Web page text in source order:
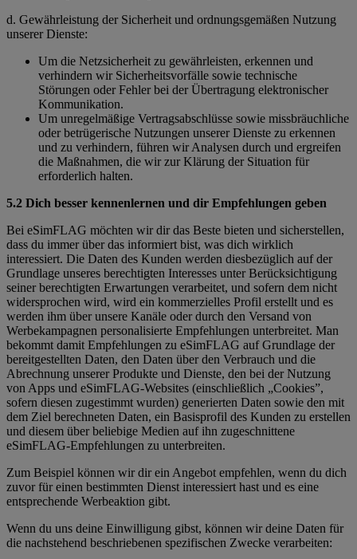
d. Gewährleistung der Sicherheit und ordnungsgemäßen Nutzung
unserer Dienste:
Um die Netzsicherheit zu gewährleisten, erkennen und
verhindern wir Sicherheitsvorfälle sowie technische
Störungen oder Fehler bei der Übertragung elektronischer
Kommunikation.
Um unregelmäßige Vertragsabschlüsse sowie missbräuchliche
oder betrügerische Nutzungen unserer Dienste zu erkennen
und zu verhindern, führen wir Analysen durch und ergreifen
die Maßnahmen, die wir zur Klärung der Situation für
erforderlich halten.
5.2 Dich besser kennenlernen und dir Empfehlungen geben
Bei eSimFLAG möchten wir dir das Beste bieten und sicherstellen,
dass du immer über das informiert bist, was dich wirklich
interessiert. Die Daten des Kunden werden diesbezüglich auf der
Grundlage unseres berechtigten Interesses unter Berücksichtigung
seiner berechtigten Erwartungen verarbeitet, und sofern dem nicht
widersprochen wird, wird ein kommerzielles Profil erstellt und es
werden ihm über unsere Kanäle oder durch den Versand von
Werbekampagnen personalisierte Empfehlungen unterbreitet. Man
bekommt damit Empfehlungen zu eSimFLAG auf Grundlage der
bereitgestellten Daten, den Daten über den Verbrauch und die
Abrechnung unserer Produkte und Dienste, den bei der Nutzung
von Apps und eSimFLAG-Websites (einschließlich „Cookies”,
sofern diesen zugestimmt wurden) generierten Daten sowie den mit
dem Ziel berechneten Daten, ein Basisprofil des Kunden zu erstellen
und diesem über beliebige Medien auf ihn zugeschnittene
eSimFLAG-Empfehlungen zu unterbreiten.
Zum Beispiel können wir dir ein Angebot empfehlen, wenn du dich
zuvor für einen bestimmten Dienst interessiert hast und es eine
entsprechende Werbeaktion gibt.
Wenn du uns deine Einwilligung gibst, können wir deine Daten für
die nachstehend beschriebenen spezifischen Zwecke verarbeiten: